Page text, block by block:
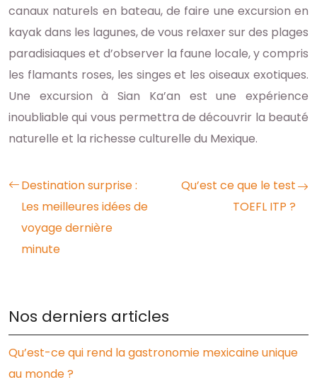
canaux naturels en bateau, de faire une excursion en
kayak dans les lagunes, de vous relaxer sur des plages
paradisiaques et d’observer la faune locale, y compris
les flamants roses, les singes et les oiseaux exotiques.
Une excursion à Sian Ka’an est une expérience
inoubliable qui vous permettra de découvrir la beauté
naturelle et la richesse culturelle du Mexique.
Destination surprise :
Les meilleures idées de
voyage dernière
minute
Qu’est ce que le test
TOEFL ITP ?
Nos derniers articles
Qu’est-ce qui rend la gastronomie mexicaine unique
au monde ?